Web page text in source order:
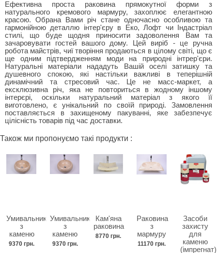
Ефективна проста раковина прямокутної форми з
натурального кремового мармуру, захоплює елегантною
красою. Обрана Вами річ стане одночасно особливою та
гармонійною деталлю інтер'єру в Еко, Лофт чи Індастріал
стилі, що буде щодня приносити задоволення Вам та
зачаровувати гостей вашого дому. Цей виріб - це ручна
робота майстрів, чиї творіння продаються в цілому світі, що є
ще одним підтвердженням моди на природні інтрер'єри.
Натуральні матеріали нададуть Вашій оселі затишку та
душевного спокою, які настільки важливі в теперішній
динамічний та стресовий час. Це не масс-маркет, а
ексклюзивна річ, яка не повториться в жодному іншому
інтерєрі, оскільки натуральний матеріал з якого її
виготовлено, є унікальний по своїй природі. Замовлення
поставляється в захищеному пакуванні, яке забезпечує
цілісність товарів під час доставки.
Також ми пропонуємо такі продукти :
Умивальник
з
каменю
9370 грн.
Умивальник
з
каменю
9370 грн.
Кам'яна
раковина
8770 грн.
Раковина
з
мармуру
11170 грн.
Засоби
захисту
для
каменю
(імпрегнат)